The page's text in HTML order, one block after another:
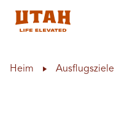
Heim Ausflugsziele